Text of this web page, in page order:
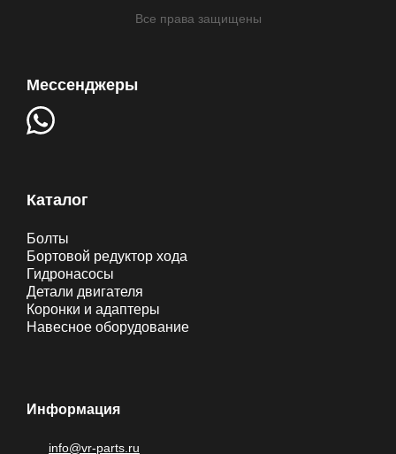
Все права защищены
Мессенджеры
Каталог
Болты
Бортовой редуктор хода
Гидронасосы
Детали двигателя
Коронки и адаптеры
Навесное оборудование
Информация
info@vr-parts.ru